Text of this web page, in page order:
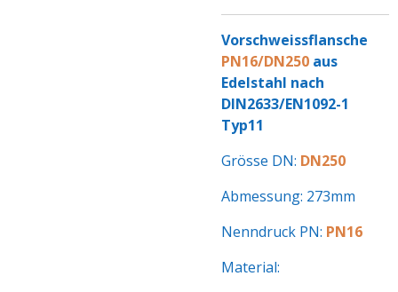
Vorschweissflansche
PN16/DN250 aus
Edelstahl nach
DIN2633/EN1092-1
Typ11
Grösse DN: DN250
Abmessung: 273mm
Nenndruck PN: PN16
Material: